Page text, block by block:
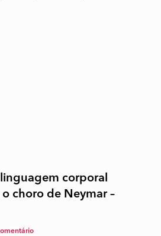
corporal
choro de Neymar –